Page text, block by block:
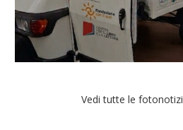
Vedi tutte le